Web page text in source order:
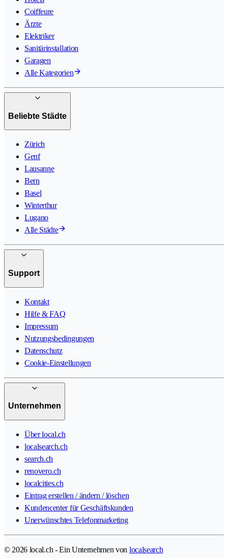
Coiffeure
Ärzte
Elektriker
Sanitärinstallation
Garagen
Alle Kategorien
Beliebte Städte
Zürich
Genf
Lausanne
Bern
Basel
Winterthur
Lugano
Alle Städte
Support
Kontakt
Hilfe & FAQ
Impressum
Nutzungsbedingungen
Datenschutz
Cookie-Einstellungen
Unternehmen
Über local.ch
localsearch.ch
search.ch
renovero.ch
localcities.ch
Eintrag erstellen / ändern / löschen
Kundencenter für Geschäftskunden
Unerwünschtes Telefonmarketing
© 2026 local.ch - Ein Unternehmen von localsearch